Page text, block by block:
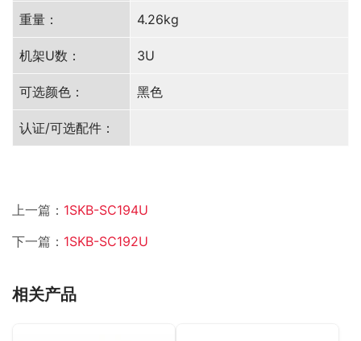
重量： 4.26kg
机架U数： 3U
可选颜色： 黑色
认证/可选配件：
上一篇： 1SKB-SC194U
下一篇： 1SKB-SC192U
相关产品